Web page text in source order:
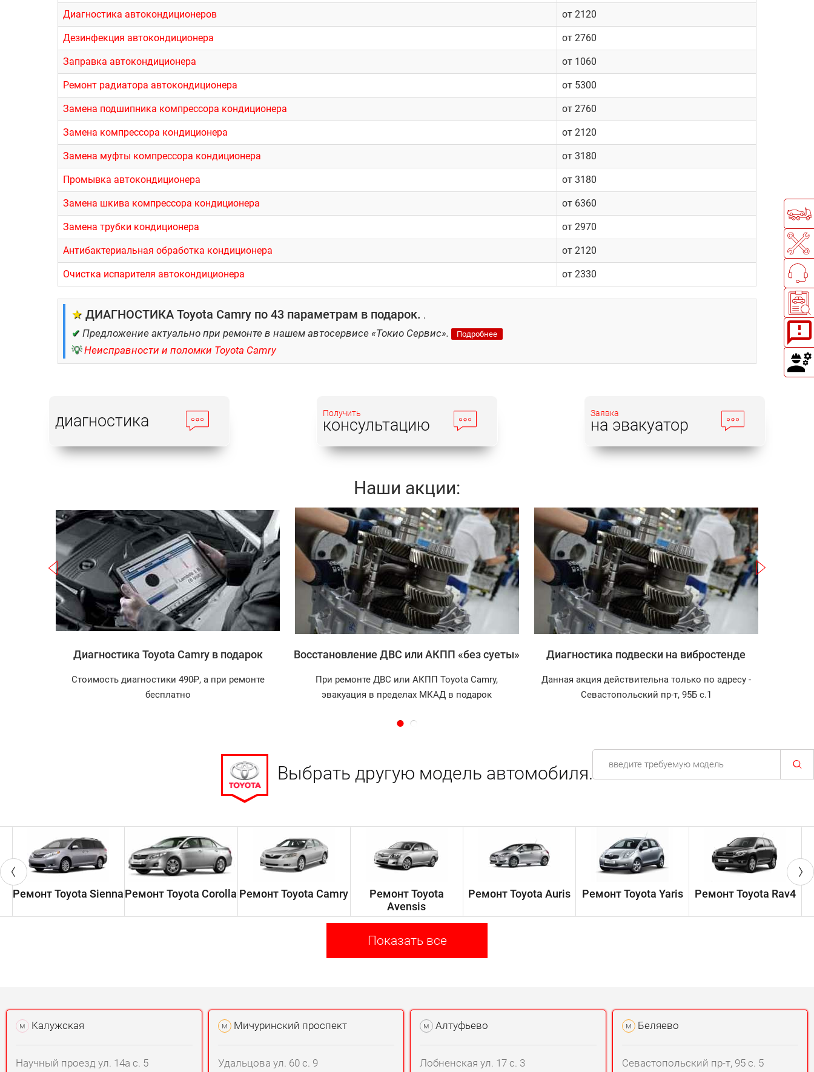
Диагностика автокондиционеров от 2120
Дезинфекция автокондиционера от 2760
Заправка автокондиционера от 1060
Ремонт радиатора автокондиционера от 5300
Замена подшипника компрессора кондиционера от 2760
Замена компрессора кондиционера от 2120
Замена муфты компрессора кондиционера от 3180
Промывка автокондиционера от 3180
Замена шкива компрессора кондиционера от 6360
Замена трубки кондиционера от 2970
Антибактериальная обработка кондиционера от 2120
Очистка испарителя автокондиционера от 2330
★ ДИАГНОСТИКА Toyota Camry по 43 параметрам в подарок. .
✔ Предложение актуально при ремонте в нашем автосервисе «Токио Сервис». Подробнее
💡 Неисправности и поломки Toyota Camry
диагностика Получить
консультацию
Заявка
на эвакуатор
Наши акции:
Записаться
Диагностика Toyota Camry в подарок
Стоимость диагностики 490₽, а при ремонте
бесплатно
Записаться
Восстановление ДВС или АКПП «без суеты»
При ремонте ДВС или АКПП Toyota Camry,
эвакуация в пределах МКАД в подарок
Записаться
Диагностика подвески на вибростенде
Данная акция действительна только по адресу -
Севастопольский пр-т, 95Б с.1
Выбрать другую модель автомобиля.
Ремонт Toyota SiennaРемонт Toyota Corolla Ремонт Toyota Camry
Ремонт Toyota
Avensis
Ремонт Toyota Auris Ремонт Toyota Yaris Ремонт Toyota Rav4
Показать все
м Калужская
Научный проезд ул. 14а с. 5
м Мичуринский проспект
Удальцова ул. 60 с. 9
м Алтуфьево
Лобненская ул. 17 с. 3
м Беляево
Севастопольский пр-т, 95 с. 5